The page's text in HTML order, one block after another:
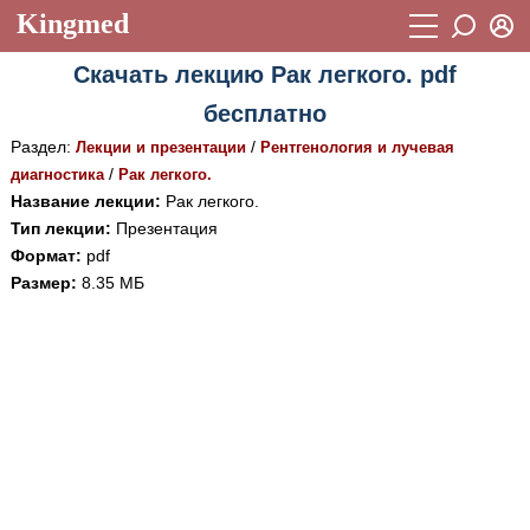
Kingmed
Учебный материал
Фотогалерея (1906)
Истории болезней
Лекции и презентации
Пароль
Восстановить пароль
Регистрация
Скачать лекцию Рак легкого. pdf
бесплатно
Раздел: Лекции и презентации/ Рентгенология и лучевая
диагностика/ Рак легкого.
Название лекции: Рак легкого.
Тип лекции: Презентация
Формат: pdf
Размер: 8.35 МБ